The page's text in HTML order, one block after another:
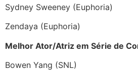
Sydney Sweeney (Euphoria)
Zendaya (Euphoria)
Melhor Ator/Atriz em Série de
Bowen Yang (SNL)